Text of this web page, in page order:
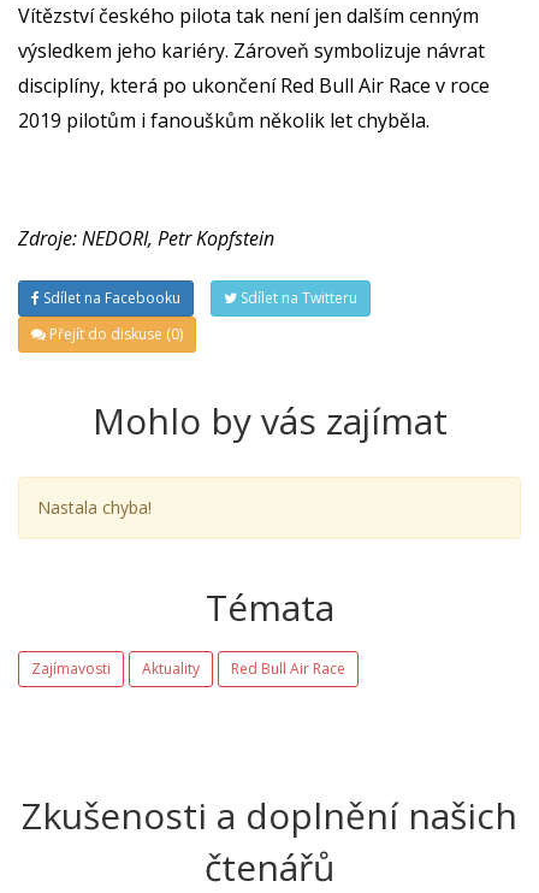
Vítězství českého pilota tak není jen dalším cenným
výsledkem jeho kariéry. Zároveň symbolizuje návrat
disciplíny, která po ukončení Red Bull Air Race v roce
2019 pilotům i fanouškům několik let chyběla.
Zdroje: NEDORI, Petr Kopfstein
Sdílet na Facebooku
Sdílet na Twitteru
Přejít do diskuse (0)
Mohlo by vás zajímat
Nastala chyba!
Témata
Zajímavosti Aktuality Red Bull Air Race
Zkušenosti a doplnění našich
čtenářů